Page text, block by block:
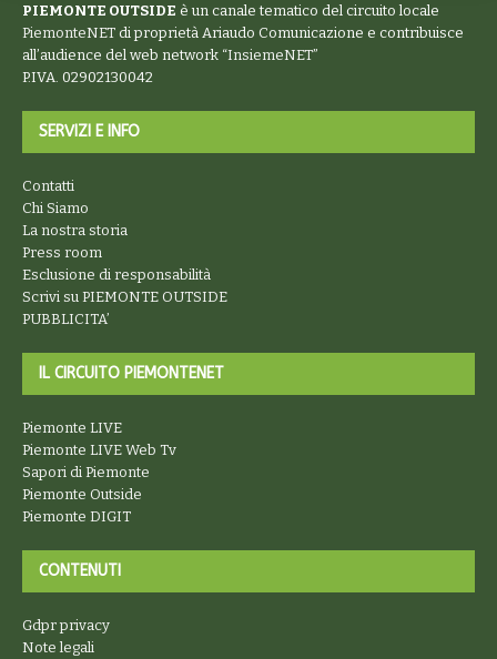
PIEMONTE OUTSIDE è un canale tematico del circuito locale
PiemonteNET di proprietà Ariaudo Comunicazione e contribuisce
all’audience del web network “InsiemeNET”
P.IVA. 02902130042
SERVIZI E INFO
Contatti
Chi Siamo
La nostra storia
Press room
Esclusione di responsabilità
Scrivi su PIEMONTE OUTSIDE
PUBBLICITA’
IL CIRCUITO PIEMONTENET
Piemonte LIVE
Piemonte LIVE Web Tv
Sapori di Piemonte
Piemonte Outside
Piemonte DIGIT
CONTENUTI
Gdpr privacy
Note legali